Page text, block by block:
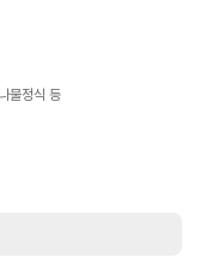
물정식 등